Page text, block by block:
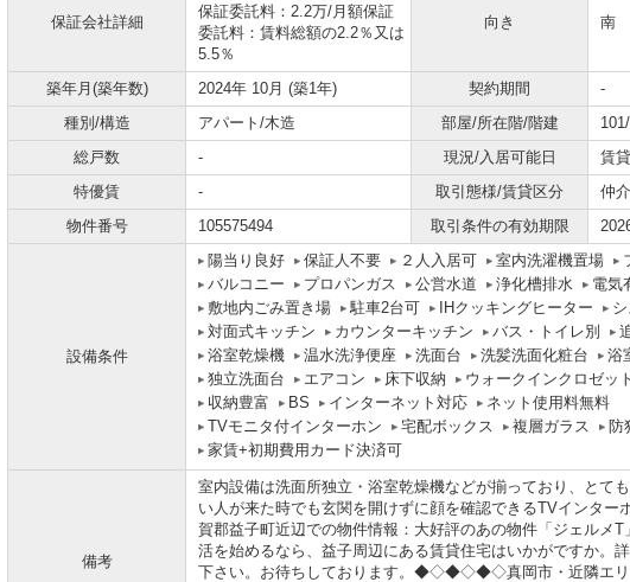
保証会社詳細
保証委託料：2.2万/月額保証
委託料：賃料総額の2.2％又は
5.5％
向き 南
築年月(築年数) 2024年 10月 (築1年) 契約期間
-
種別/構造
アパート/木造 部屋/所在階/階建
総戸数
- 現況/入居可能日
賃
特優賃
- 取引態様/賃貸区分
仲
物件番号
105575494 取引条件の有効期限
設備条件
陽当り良好 保証人不要 ２人入居可 室内洗濯機置場
バルコニー
プロパンガス 公営水道 浄化槽排水 電気
敷地内ごみ置き場
駐車2台可 IHクッキングヒーター
対面式キッチン
カウンターキッチン バス・トイレ別
浴室乾燥機
温水洗浄便座 洗面台 洗髪洗面化粧台 浴
独立洗面台
エアコン 床下収納 ウォークインクロゼット
収納豊富
BS インターネット対応
ネット使用料無料
TVモニタ付インターホン
宅配ボックス 複層ガラス 防
家賃+初期費用カード決済可
備考
室内設備は洗面所独立・浴室乾燥機などが揃っており、とて
い人が来た時でも玄関を開けずに顔を確認できるTVインター
賀郡益子町近辺での物件情報：大好評のあの物件「ジェルメT
活を始めるなら、益子周辺にある賃貸住宅はいかがですか。
下さい。お待ちしております。◆◇◆◇◆◇真岡市・近隣エリ